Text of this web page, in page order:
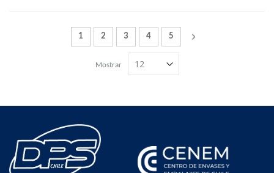
Página
Actualmente estás leyendo la página
1 Página
2 Página
3 Página
4 Página
5 Página
Siguiente
Mostrar